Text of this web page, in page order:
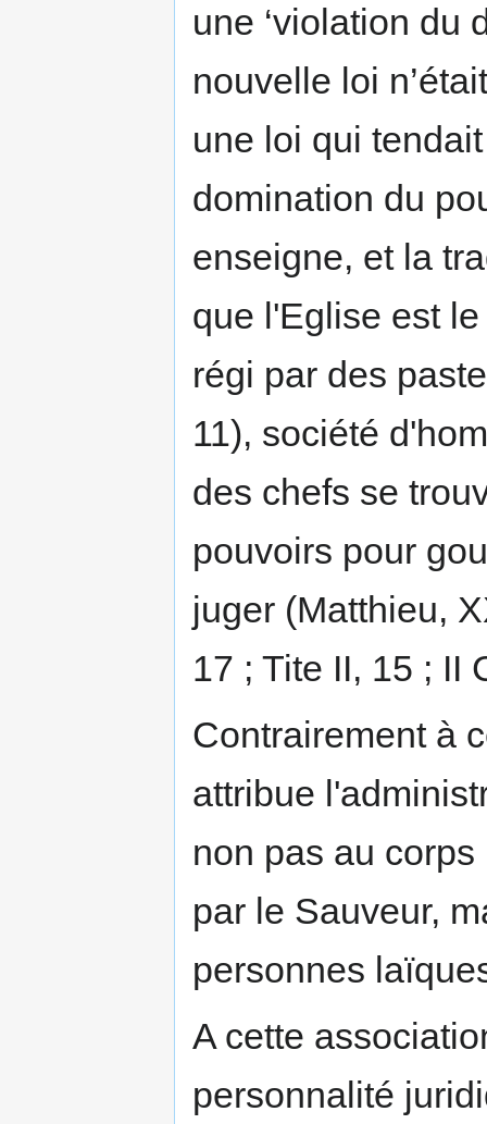
une ‘violation du
nouvelle loi
une loi qui
domination du
enseigne, et la
que l'Eglise est
régi par des
11), société
des chefs se
pouvoirs pour
juger (Matthieu,
17 ; Tite II, 15 ; II
Contrairement à
attribue
non pas au
par le Sauveur,
personnes
A cette
personnalité